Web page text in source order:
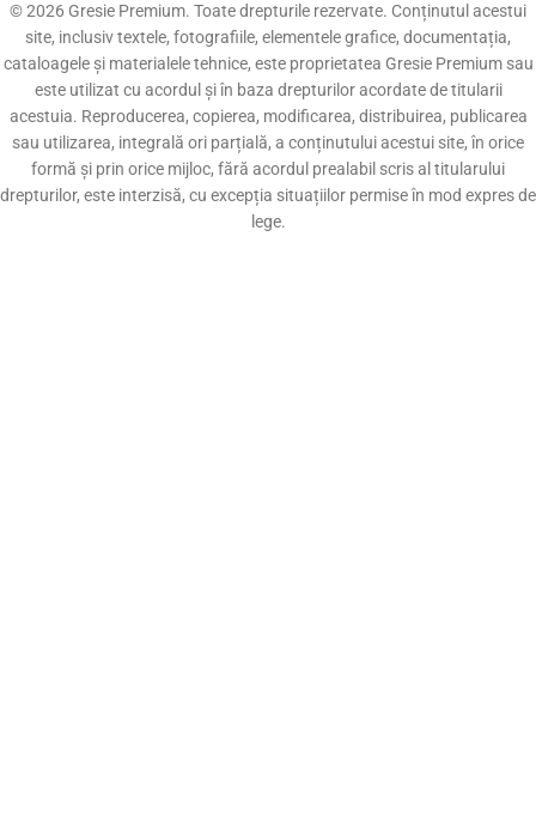
© 2026 Gresie Premium. Toate drepturile rezervate. Conținutul acestui
site, inclusiv textele, fotografiile, elementele grafice, documentația,
cataloagele și materialele tehnice, este proprietatea Gresie Premium sau
este utilizat cu acordul și în baza drepturilor acordate de titularii
acestuia. Reproducerea, copierea, modificarea, distribuirea, publicarea
sau utilizarea, integrală ori parțială, a conținutului acestui site, în orice
formă și prin orice mijloc, fără acordul prealabil scris al titularului
drepturilor, este interzisă, cu excepția situațiilor permise în mod expres de
lege.